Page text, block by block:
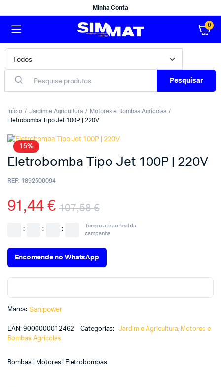
Minha Conta
0
Pesquisar
Início Jardim e Agricultura
Motores e Bombas Agrícolas
Eletrobomba Tipo Jet 100P | 220V
15%
Eletrobomba Tipo Jet 100P | 220V
REF: 1892500094
107,58€
91,44€
: : :
Tempo até ao final da
campanha
Encomende no WhatsApp
Marca: Sanipower
EAN: 9000000012462 Categorias: Jardim e Agricultura, Motores e
Bombas Agrícolas
Bombas | Motores | Eletrobombas